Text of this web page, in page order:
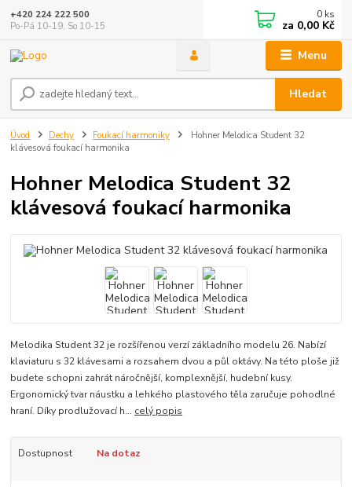
Menu
Hledat
+420 224 222 500
Po-Pá 10-19, So 10-15
0 ks
za 0,00 Kč
Úvod Dechy Foukací harmoniky
Hohner Melodica Student 32
klávesová foukací harmonika
Hohner Melodica Student 32
klávesová foukací harmonika
Melodika Student 32 je rozšířenou verzí základního modelu 26. Nabízí
klaviaturu s 32 klávesami a rozsahem dvou a půl oktávy. Na této ploše již
budete schopni zahrát náročnější, komplexnější, hudební kusy.
Ergonomický tvar náustku a lehkého plastového těla zaručuje pohodlné
hraní. Díky prodlužovací h... celý popis
Dostupnost Na dotaz